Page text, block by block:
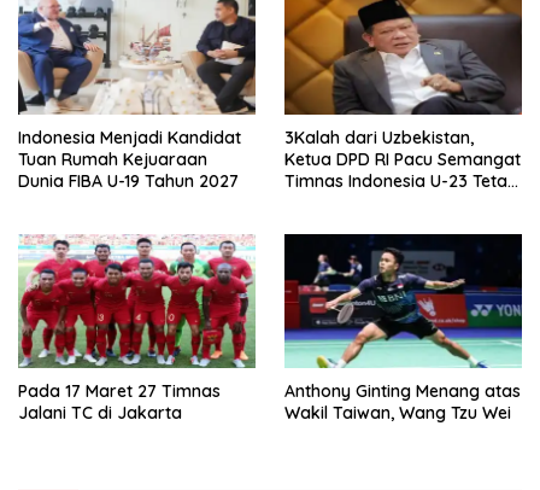
Indonesia Menjadi Kandidat
Tuan Rumah Kejuaraan
Dunia FIBA U-19 Tahun 2027
3Kalah dari Uzbekistan,
Ketua DPD RI Pacu Semangat
Timnas Indonesia U-23 Tetap
Pada 17 Maret 27 Timnas
Jalani TC di Jakarta
Anthony Ginting Menang atas
Wakil Taiwan, Wang Tzu Wei